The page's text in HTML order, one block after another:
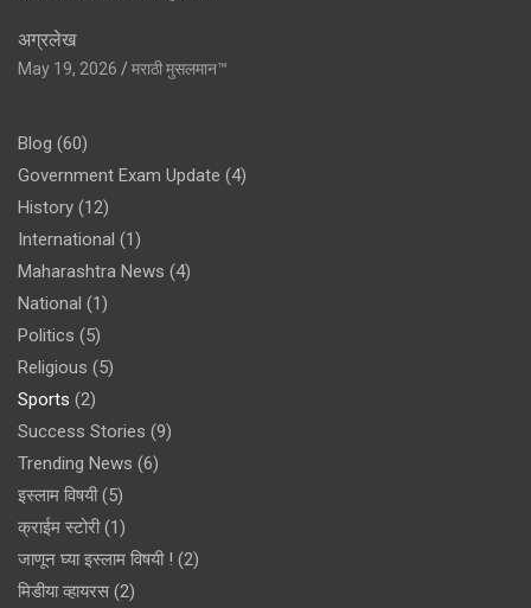
अग्रलेख
May 19, 2026
मराठी मुसलमान™️
Blog (60)
Government Exam Update (4)
History (12)
International (1)
Maharashtra News (4)
National (1)
Politics (5)
Religious (5)
Sports (2)
Success Stories (9)
Trending News (6)
इस्लाम विषयी(5)
क्राईम स्टोरी(1)
जाणून घ्या इस्लाम विषयी ! (2)
मिडीया व्हायरस (2)